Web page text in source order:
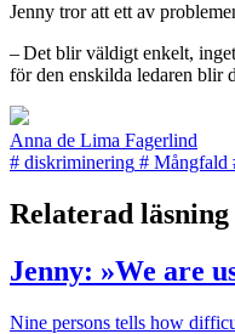
Jenny tror att ett av
– Det blir väldigt enkelt,
för den enskilda ledaren blir
Anna de Lima Fagerlind
# diskriminering # Mångfald
Relaterad läsning
Jenny: »We are
Nine persons tells how